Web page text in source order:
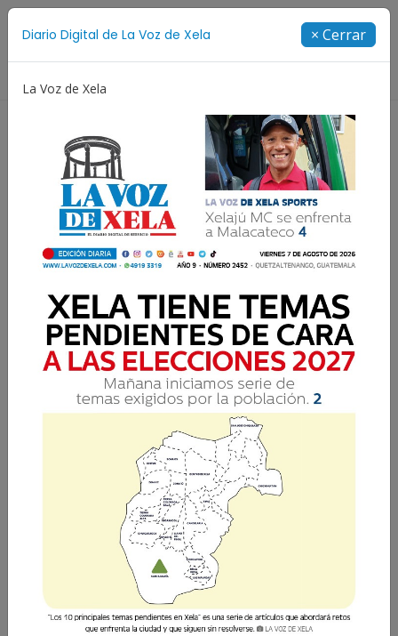
Diario Digital de La Voz de Xela × Cerrar
La Voz de Xela
¿ A qué números
denunciar ante la PNC en
Quetzaltenango?
11 Febrero 2025 16:33